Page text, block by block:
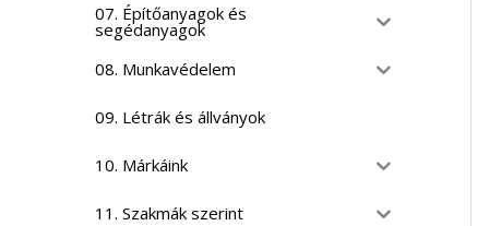
07. Építőanyagok és
segédanyagok
08. Munkavédelem
09. Létrák és állványok
10. Márkáink
11. Szakmák szerint